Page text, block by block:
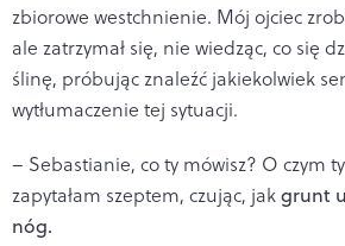
zbiorowe westchnienie. Mój ojciec
ale zatrzymał się, nie wiedząc, co się
ślinę, próbując znaleźć jakiekolwiek
wytłumaczenie tej sytuacji.
– Sebastianie, co ty mówisz? O czym
zapytałam szeptem, czując, jakgrunt
nóg.